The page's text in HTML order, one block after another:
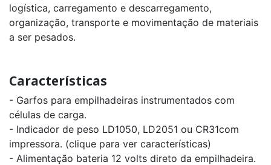
logística, carregamento e descarregamento,
organização, transporte e movimentação de materiais
a ser pesados.
Características
- Garfos para empilhadeiras instrumentados com
células de carga.
- Indicador de peso LD1050, LD2051 ou CR31com
impressora. (clique para ver características)
- Alimentação bateria 12 volts direto da empilhadeira.